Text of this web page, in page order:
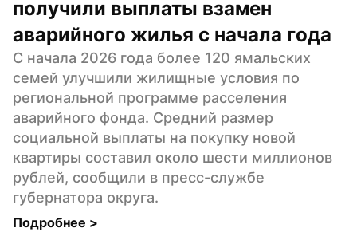
получили выплаты взамен
аварийного жилья с начала года
С начала 2026 года более 120 ямальских
семей улучшили жилищные условия по
региональной программе расселения
аварийного фонда. Средний размер
социальной выплаты на покупку новой
квартиры составил около шести миллионов
рублей, сообщили в пресс-службе
губернатора округа.
Подробнее >